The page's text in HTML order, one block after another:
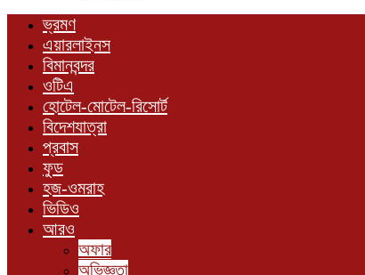
ভ্রমণ
এয়ারলাইনস
বিমানবন্দর
ওটিএ
হোটেল-মোটেল-রিসোর্ট
বিদেশযাত্রা
প্রবাস
ফুড
হজ-ওমরাহ
ভিডিও
আরও
অফার
অভিজ্ঞতা